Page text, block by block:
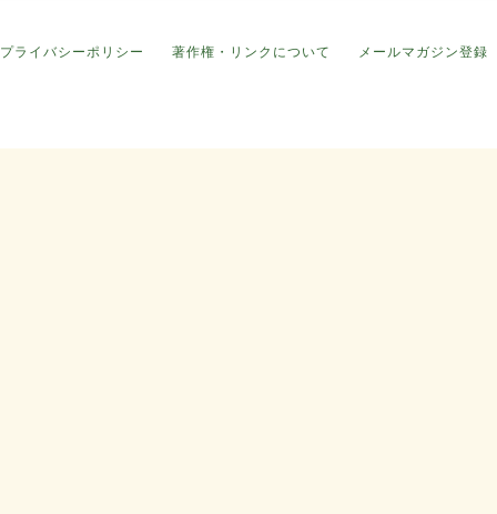
プライバシーポリシー 著作権・リンクについて メールマガジン登録